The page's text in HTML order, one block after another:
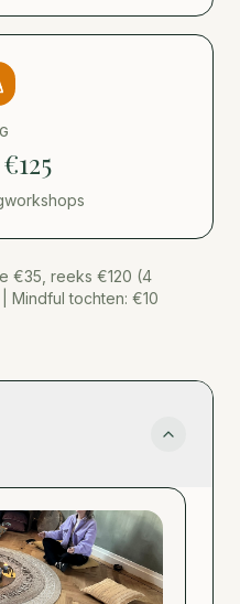
€35, reeks €120 (4
Mindful tochten: €10